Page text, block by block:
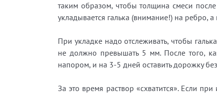
таким образом, чтобы толщина смеси
укладывается галька (внимание!) на ребро,
При укладке надо отслеживать, чтобы
не должно превышать 5 мм. После того,
напором, и на 3-5 дней оставить дорожку
За это время раствор «схватится». Если